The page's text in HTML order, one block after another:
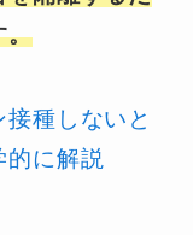
。
接種しないと
的に解説